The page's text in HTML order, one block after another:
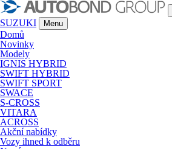
SUZUKI Menu
Domů
Novinky
Modely
IGNIS HYBRID
SWIFT HYBRID
SWIFT SPORT
SWACE
S-CROSS
VITARA
ACROSS
Akční nabídky
Vozy ihned k odběru